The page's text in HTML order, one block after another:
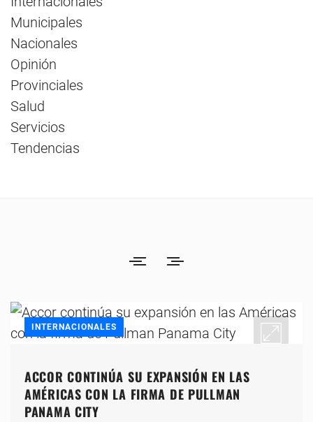
Municipales
Nacionales
Opinión
Provinciales
Salud
Servicios
Tendencias
INTERNACIONALES
ACCOR CONTINÚA SU EXPANSIÓN EN LAS
AMÉRICAS CON LA FIRMA DE PULLMAN
PANAMA CITY